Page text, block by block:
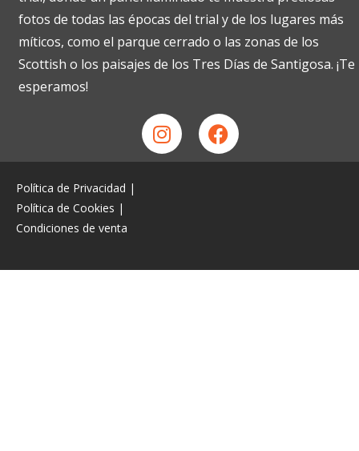
fotos de todas las épocas del trial y de los lugares más
míticos, como el parque cerrado o las zonas de los
Scottish o los paisajes de los Tres Días de Santigosa. ¡Te
esperamos!
Política de Privacidad |
Política de Cookies |
Condiciones de venta